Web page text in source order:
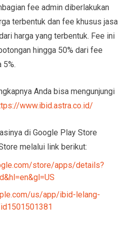
fee admin diberlakukan
terbentuk dan fee khusus jasa
harga yang terbentuk. Fee ini
hingga 50% dari fee
5%.
Anda bisa mengunjungi
www.ibid.astra.co.id/
di Google Play Store
melalui link berikut:
store/apps/details?
us/app/ibid-lelang-